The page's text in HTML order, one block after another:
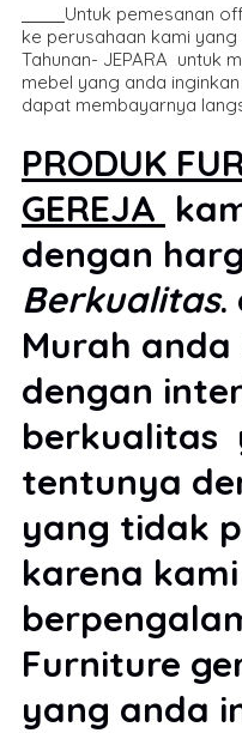
Untuk pemesanan
ke perusahaan kami
Tahunan- JEPARA untuk
mebel yang anda inginkan
dapat membayarnya
PRODUK
GEREJA
dengan
Berkualitas.
Murah
dengan
berkualitas
tentunya
yang tidak
karena
Furniture
yang anda